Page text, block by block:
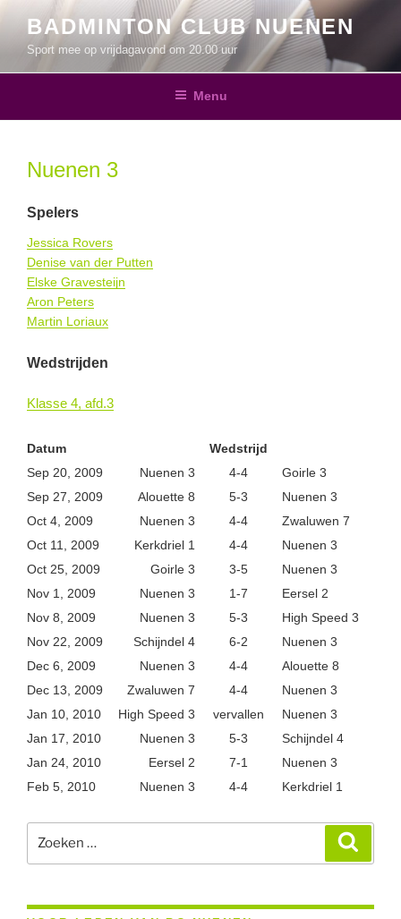
inhoud
BADMINTON CLUB NUENEN
Sport mee op vrijdagavond om 20.00 uur
Menu
Nuenen 3
Spelers
Jessica Rovers
Denise van der Putten
Elske Gravesteijn
Aron Peters
Martin Loriaux
Wedstrijden
Klasse 4, afd.3
Datum
Wedstrijd
Sep 20, 2009
Nuenen 3 4-4
Goirle 3
Sep 27, 2009
Alouette 8 5-3
Nuenen 3
Oct 4, 2009
Nuenen 3 4-4
Zwaluwen 7
Oct 11, 2009
Kerkdriel 1 4-4
Nuenen 3
Oct 25, 2009
Goirle 3 3-5
Nuenen 3
Nov 1, 2009
Nuenen 3 1-7
Eersel 2
Nov 8, 2009
Nuenen 3 5-3
High Speed 3
Nov 22, 2009
Schijndel 4 6-2
Nuenen 3
Dec 6, 2009
Nuenen 3 4-4
Alouette 8
Dec 13, 2009
Zwaluwen 7 4-4
Nuenen 3
Jan 10, 2010
High Speed 3 vervallen
Nuenen 3
Jan 17, 2010
Nuenen 3 5-3
Schijndel 4
Jan 24, 2010
Eersel 2 7-1
Nuenen 3
Feb 5, 2010
Nuenen 3 4-4 Kerkdriel 1
naar: